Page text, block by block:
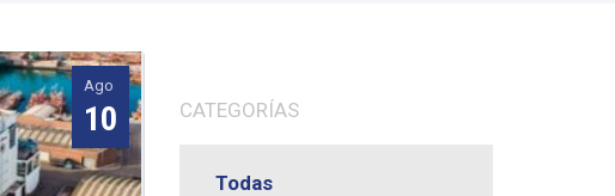
Ago
10 CATEGORÍAS
Todas